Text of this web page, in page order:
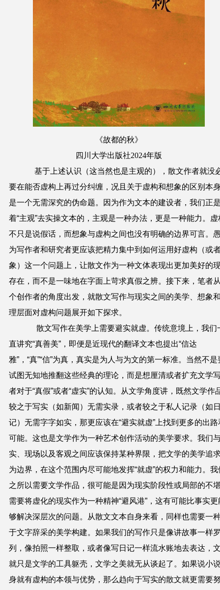
《故都的秋》
四川大学出版社2024年版
基于上述认识（这当然也是主观的），散文作者就没
要在能否虚构上再过分纠缠，况且关于虚构和想象的区别本
是一个无需深究的伪命题。因为作为文本的建设者，我们正
着“主观”去实操文本的，主观是一种办法，更是一种能力。虚
不只是说假话，而想象与虚构之间也没有明确的边界可言。
为写作者和研究者更应该把精力集中到如何运用好虚构（或
象）这一个问题上，让散文作为一种文体表现出更加美好的
存在，而不是一味地在字面上苛求真假之辨。接下来，笔者
个创作者的角度出发，就散文写作与现实之间的美学、想象
理层面对虚构问题展开如下探求。
散文写作在美学上需要避实就虚。传统意境上，我们
直讲究“真善美”，即便是近现代的翻译文本也提出“信达
雅”，“真”“信”为真，真实是为人与为文的第一标准。当然不是
试图无知地推翻这些经典的理论，而是想厘清或者扩充文学
者对于“真假”或者“虚实”的认知。从文学角度讲，既然文学作
较之于写实（如新闻）无需实录，或者较之于私人记录（如
记）无需字字如实，那更应该在“避实就虚”上找到更多的出路
可能。这也是文学作为一种艺术创作活动的美学要求。我们
实、现场以及客观之间应该保持某种界限，把文学的美学追
为边界，在这个范围内尽可能地发挥“就虚”的权力和能力。我
之所以需要文学作品，很可能是因为现实阶段性或局部的不
需要将虚化的现实作为一种精神“避风港”，这有可能比事实更
够解决深层次的问题。从散文文本自身来看，同样也需要一
于文字辞采的美学构建。如果我们的写作只是像讲故事一样
列，像拍照一样整取，或者像写日记一样流水账地去表达，
就只是文学的工具躯壳，文学之美就无从谈起了。如果说小
身就有虚构的本领与优势，那么趋向于写实的散文就更需要